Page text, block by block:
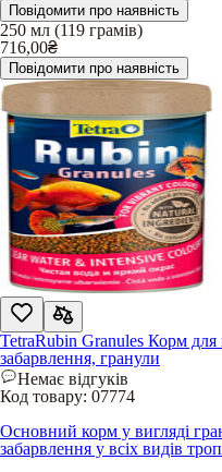
Повідомити про наявність
250 мл (119 грамів)
716,00₴
Повідомити про наявність
TetraRubin Granules Корм
забарвлення, гранули
Немає відгуків
Код товару: 07774
Основний корм у вигляді
забарвлення у всіх видів